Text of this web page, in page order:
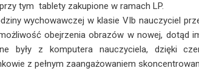
tym tablety zakupione w ramach LP.
wychowawczej w klasie VIb nauczyciel
obejrzenia obrazów w nowej,
były z komputera nauczyciela, dzięki
z pełnym zaangażowaniem